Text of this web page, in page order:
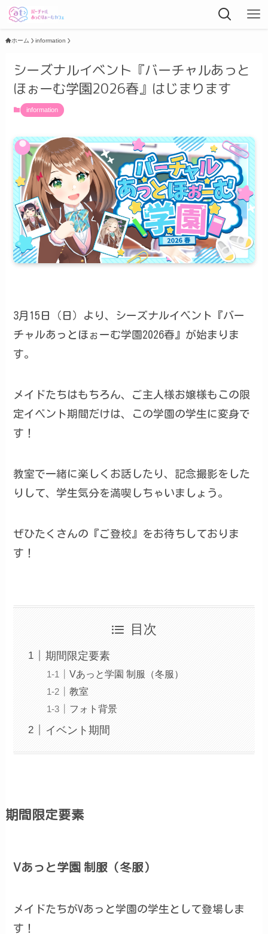
ホーム information
シーズナルイベント『バーチャルあっと
ほぉーむ学園2026春』はじまります
information
3月15日（日）より、シーズナルイベント『バー
チャルあっとほぉーむ学園2026春』が始まりま
す。
メイドたちはもちろん、ご主人様お嬢様もこの限
定イベント期間だけは、この学園の学生に変身で
す！
教室で一緒に楽しくお話したり、記念撮影をした
りして、学生気分を満喫しちゃいましょう。
ぜひたくさんの『ご登校』をお待ちしておりま
す！
目次
期間限定要素
Vあっと学園 制服（冬服）
教室
フォト背景
イベント期間
期間限定要素
Vあっと学園 制服（冬服）
メイドたちがVあっと学園の学生として登場しま
す！